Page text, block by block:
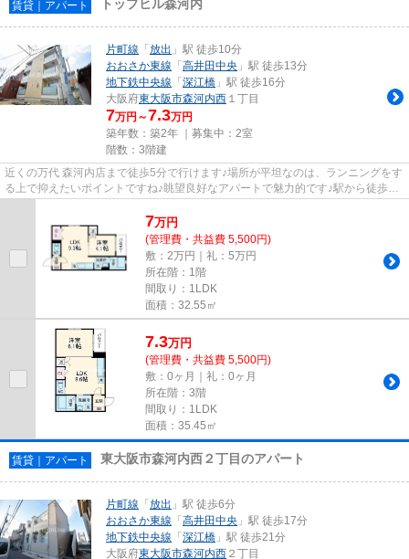
賃貸｜アパート トップヒル森河内
片町線 「放出 」駅 徒歩10分
おおさか東線 「高井田中央 」駅 徒歩13分
地下鉄中央線 「深江橋 」駅 徒歩16分
大阪府東大阪市森河内西 １丁目
7万円～7.3万円
築年数：築2年 ｜募集中： 2室
階数：3階建
近くの万代 森河内店まで徒歩5分で行けます♪場所が平坦なのは、ランニングをす
る上で抑えたいポイントですね♪眺望良好なアパートで魅力的です♪駅から徒歩10
分に立地する物件です♪東大...
7万円
(管理費・共益費 5,500円)
敷：2万円｜礼：5万円
所在階：1階
間取り：1LDK
面積：32.55㎡
7.3万円
(管理費・共益費 5,500円)
敷：0ヶ月｜礼：0ヶ月
所在階：3階
間取り：1LDK
面積：35.45㎡
賃貸｜アパート 東大阪市森河内西２丁目のアパート
片町線 「放出 」駅 徒歩6分
おおさか東線 「高井田中央 」駅 徒歩17分
地下鉄中央線 「深江橋 」駅 徒歩21分
大阪府東大阪市森河内西 ２丁目